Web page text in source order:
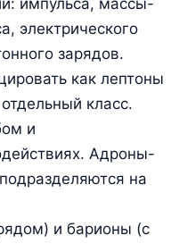
импульса, массы-
электрического
зарядов.
как лептоны
класс.
и
Адроны-
на
и барионы (с